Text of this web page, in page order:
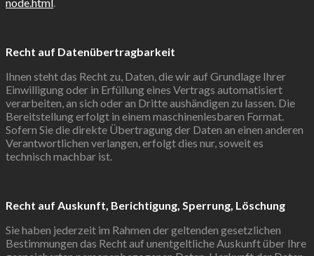
Recht auf Datenübertragbarkeit
Ihnen steht das Recht zu, Daten, die wir auf Grundlage Ihrer
Einwilligung oder in Erfüllung eines Vertrags automatisiert
verarbeiten, an sich oder an Dritte aushändigen zu lassen. Die
Bereitstellung erfolgt in einem maschinenlesbaren Format.
Sofern Sie die direkte Übertragung der Daten an einen anderen
Verantwortlichen verlangen, erfolgt dies nur, soweit es
technisch machbar ist.
Recht auf Auskunft, Berichtigung, Sperrung, Löschung
Sie haben jederzeit im Rahmen der geltenden gesetzlichen
Bestimmungen das Recht auf unentgeltliche Auskunft über Ihre